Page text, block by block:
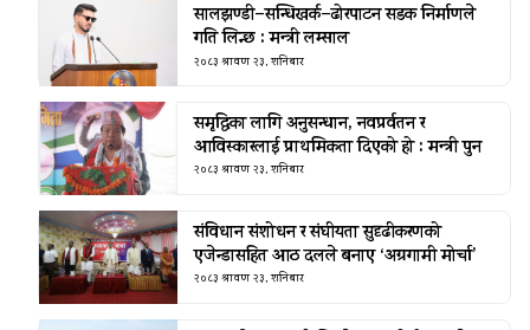
सालझण्डी–सन्धिखर्क–ढोरपाटन सडक निर्माणले
गति लिन्छ : मन्त्री लम्साल
२०८३ श्रावण २३, शनिबार
समृद्धिका लागि अनुसन्धान, नवप्रर्वतन र
आविस्कारलाई प्राथमिकता दिएको हो : मन्त्री पुन
२०८३ श्रावण २३, शनिबार
संविधान संशोधन र संघीयता सुदृढीकरणको
एजेन्डासहित आठ दलले बनाए ‘अग्रगामी मोर्चा’
२०८३ श्रावण २३, शनिबार